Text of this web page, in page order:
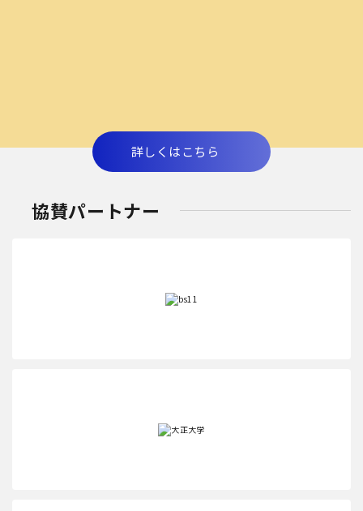
詳しくはこちら
協賛パートナー